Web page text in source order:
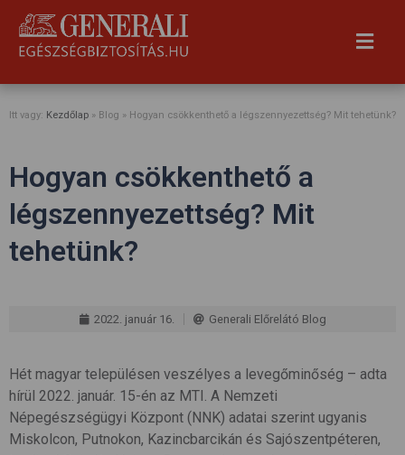
Itt vagy: Kezdőlap » Blog » Hogyan csökkenthető a légszennyezettség? Mit tehetünk?
Hogyan csökkenthető a
légszennyezettség? Mit
tehetünk?
2022. január 16. Generali Előrelátó Blog
Hét magyar településen veszélyes a levegőminőség – adta
hírül 2022. január. 15-én az MTI. A Nemzeti
Népegészségügyi Központ (NNK) adatai szerint ugyanis
Miskolcon, Putnokon, Kazincbarcikán és Sajószentpéteren,